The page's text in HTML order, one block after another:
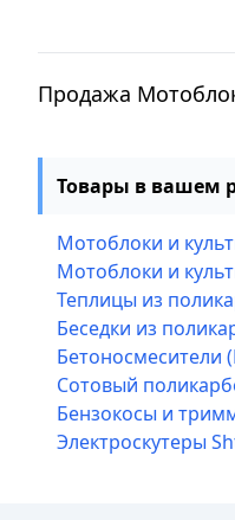
Продажа
Товары в вашем
Мотоблоки и
Мотоблоки и
Теплицы из
Беседки из
Бетоносмесители
Сотовый
Бензокосы и
Электроскутеры